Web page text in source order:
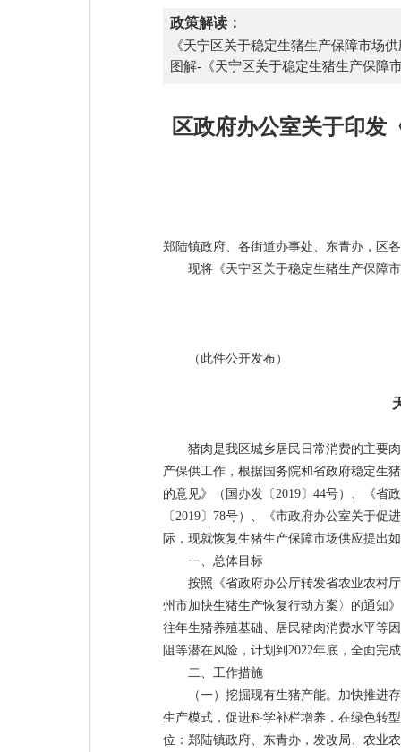
政策解读：
《天宁区关于稳定生猪生产保障市场
图解-《天宁区关于稳定生猪生产保障
区政府办公室关于印发
郑陆镇政府、各街道办事处、东青办，区
现将《天宁区关于稳定生猪生产保障
（此件公开发布）
猪肉是我区城乡居民日常消费的主要
产保供工作，根据国务院和省政府稳定生
的意见》（国办发〔2019〕44号）、《省
〔2019〕78号）、《市政府办公室关于
际，现就恢复生猪生产保障市场供应提出
一、总体目标
按照《省政府办公厅转发省农业农村
州市加快生猪生产恢复行动方案〉的通知
往年生猪养殖基础、居民猪肉消费水平等
阻等潜在风险，计划到2022年底，全面完
二、工作措施
（一）挖掘现有生猪产能。加快推进
生产模式，促进科学补栏增养，在绿色转
位：郑陆镇政府、东青办，发改局、农业